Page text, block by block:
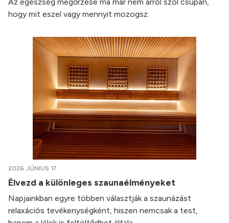
Az egészség megőrzése ma már nem arról szól csupán,
hogy mit eszel vagy mennyit mozogsz.
2026. JÚNIUS 17.
Élvezd a különleges szaunaélményeket
Napjainkban egyre többen választják a szaunázást
relaxációs tevékenységként, hiszen nemcsak a test,